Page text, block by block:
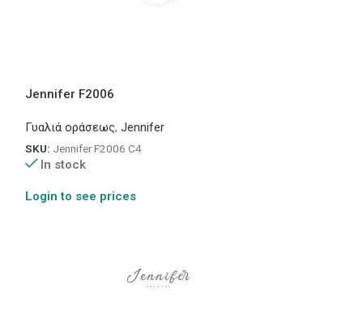
Jennifer F2006
Γυαλιά οράσεως, Jennifer
SKU: Jennifer F2006 C4
In stock
Login to see prices